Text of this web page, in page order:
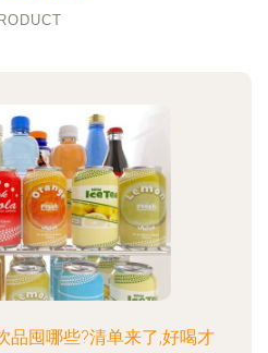
品囤哪些?清单来了,好喝才